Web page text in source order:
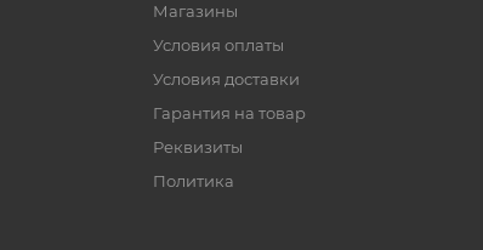
Магазины
Условия оплаты
Условия доставки
Гарантия на товар
Реквизиты
Политика